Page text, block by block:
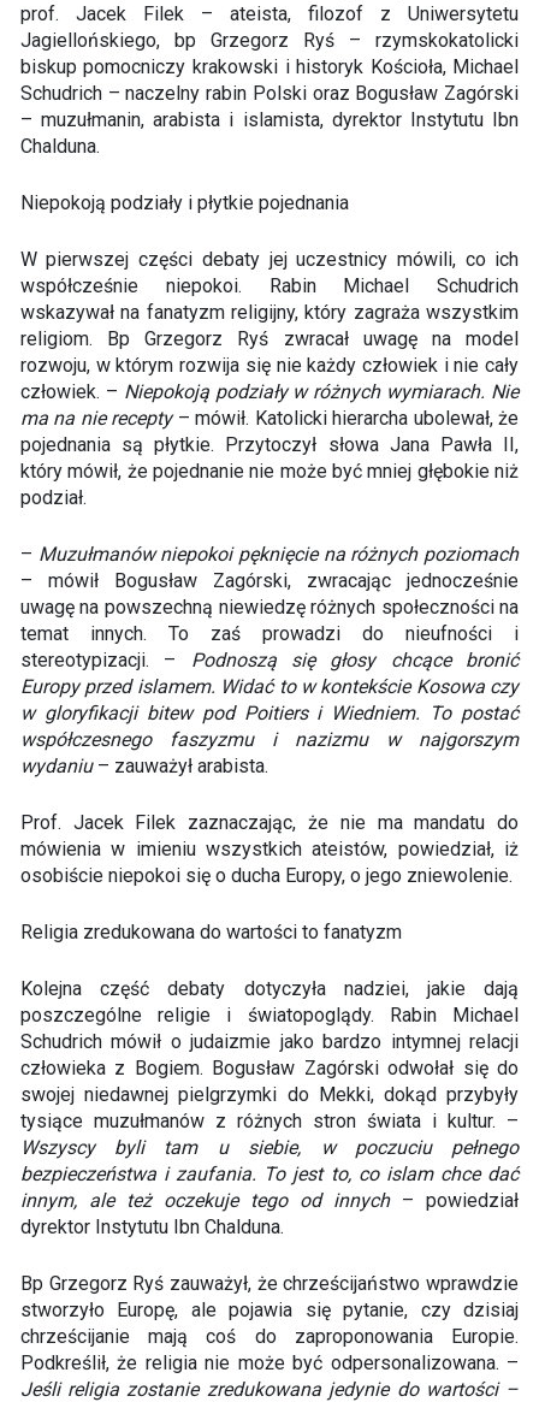
prof. Jacek Filek – ateista, filozof z Uniwersytetu
Jagiellońskiego, bp Grzegorz Ryś – rzymskokatolicki
biskup pomocniczy krakowski i historyk Kościoła, Michael
Schudrich – naczelny rabin Polski oraz Bogusław Zagórski
– muzułmanin, arabista i islamista, dyrektor Instytutu Ibn
Chalduna.
Niepokoją podziały i płytkie pojednania
W pierwszej części debaty jej uczestnicy mówili, co ich
współcześnie niepokoi. Rabin Michael Schudrich
wskazywał na fanatyzm religijny, który zagraża wszystkim
religiom. Bp Grzegorz Ryś zwracał uwagę na model
rozwoju, w którym rozwija się nie każdy człowiek i nie cały
człowiek. – Niepokoją podziały w różnych wymiarach. Nie
ma na nie recepty– mówił. Katolicki hierarcha ubolewał, że
pojednania są płytkie. Przytoczył słowa Jana Pawła II,
który mówił, że pojednanie nie może być mniej głębokie niż
podział.
– Muzułmanów niepokoi pęknięcie na różnych poziomach
– mówił Bogusław Zagórski, zwracając jednocześnie
uwagę na powszechną niewiedzę różnych społeczności na
temat innych. To zaś prowadzi do nieufności i
stereotypizacji. – Podnoszą się głosy chcące bronić
Europy przed islamem. Widać to w kontekście Kosowa czy
w gloryfikacji bitew pod Poitiers i Wiedniem. To postać
współczesnego faszyzmu i nazizmu w najgorszym
wydaniu– zauważył arabista.
Prof. Jacek Filek zaznaczając, że nie ma mandatu do
mówienia w imieniu wszystkich ateistów, powiedział, iż
osobiście niepokoi się o ducha Europy, o jego zniewolenie.
Religia zredukowana do wartości to fanatyzm
Kolejna część debaty dotyczyła nadziei, jakie dają
poszczególne religie i światopoglądy. Rabin Michael
Schudrich mówił o judaizmie jako bardzo intymnej relacji
człowieka z Bogiem. Bogusław Zagórski odwołał się do
swojej niedawnej pielgrzymki do Mekki, dokąd przybyły
tysiące muzułmanów z różnych stron świata i kultur. –
Wszyscy byli tam u siebie, w poczuciu pełnego
bezpieczeństwa i zaufania. To jest to, co islam chce dać
innym, ale też oczekuje tego od innych– powiedział
dyrektor Instytutu Ibn Chalduna.
Bp Grzegorz Ryś zauważył, że chrześcijaństwo wprawdzie
stworzyło Europę, ale pojawia się pytanie, czy dzisiaj
chrześcijanie mają coś do zaproponowania Europie.
Podkreślił, że religia nie może być odpersonalizowana. –
Jeśli religia zostanie zredukowana jedynie do wartości –